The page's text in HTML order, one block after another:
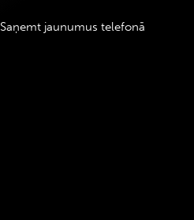
Saņemt jaunumus telefonā